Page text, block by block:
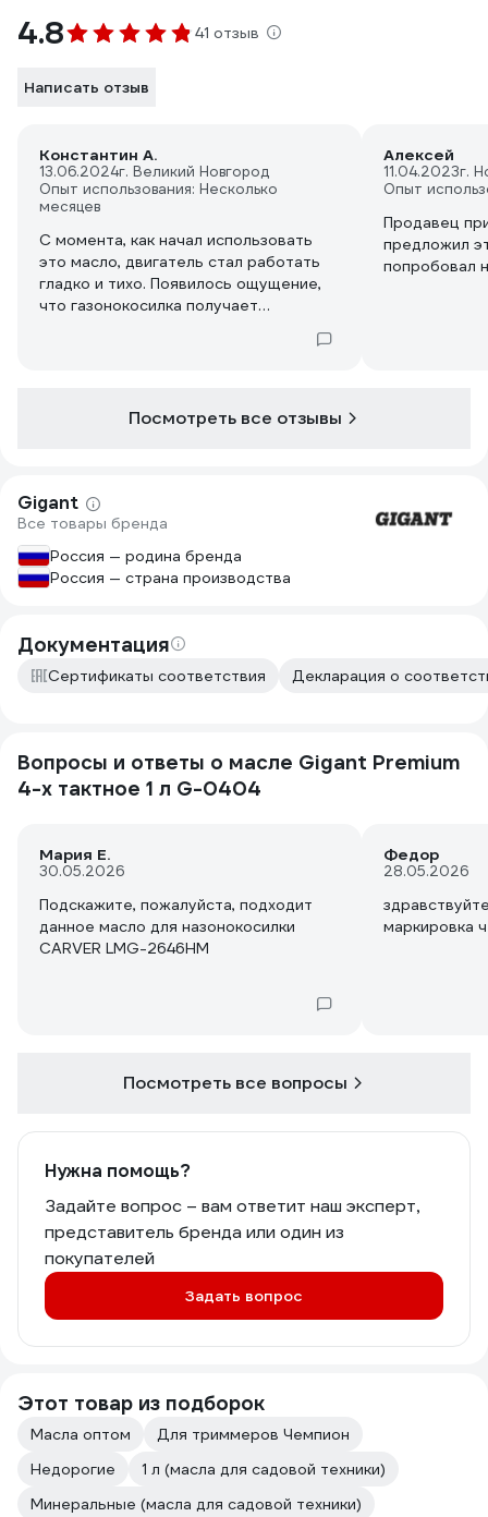
4.8 41 отзыв
Написать отзыв
Константин А.
13.06.2024г. Великий Новгород
Опыт использования: Несколько
месяцев
С момента, как начал использовать
это масло, двигатель стал работать
гладко и тихо. Появилось ощущение,
что газонокосилка получает
Алексей
11.04.2023г.
Опыт
Продавец
предложил
попробовал
Посмотреть все отзывы
Gigant
Все товары бренда
Россия — родина бренда
Россия — страна производства
Документация
Сертификаты соответствия Декларация о
Вопросы и ответы о масле Gigant Premium
4-х тактное 1 л G-0404
Мария Е.
30.05.2026
Подскажите, пожалуйста, подходит
данное масло для назонокосилки
CARVER LMG-2646HM
Федор
28.05.2026
маркировка
Посмотреть все вопросы
Нужна помощь?
Задайте вопрос – вам ответит наш эксперт,
представитель бренда или один из
покупателей
Задать вопрос
Этот товар из подборок
Масла оптом
Для триммеров Чемпион
Недорогие
1 л (масла для садовой техники)
Минеральные (масла для садовой техники)